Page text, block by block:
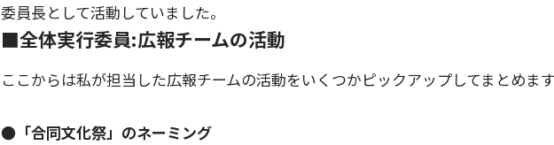
委員長として活動していました。
■全体実行委員:広報チームの活動
ここからは私が担当した広報チームの活動をいくつかピックアップしてまとめま
●「合同文化祭」のネーミング